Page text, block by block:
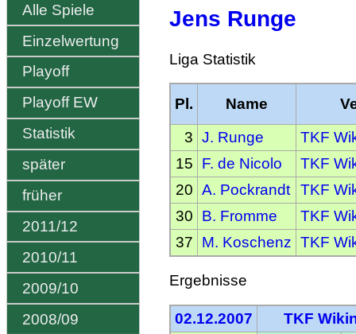
Alle Spiele
Einzelwertung
Playoff
Playoff EW
Statistik
später
früher
2011/12
2010/11
2009/10
2008/09
Jens Runge
Liga Statistik
Pl. Name
3 J. Runge
TKF
15
F. de Nicolo
TKF
20 A. Pockrandt
TKF
30
B. Fromme
TKF
37
M. Koschenz TKF
Ergebnisse
02.12.2007 TKF